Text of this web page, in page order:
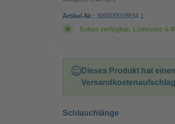
Artikel-Nr.: 300000018834.1
Sofort verfügbar, Lieferzeit: 6
Dieses Produkt hat einen
Schlauchlänge